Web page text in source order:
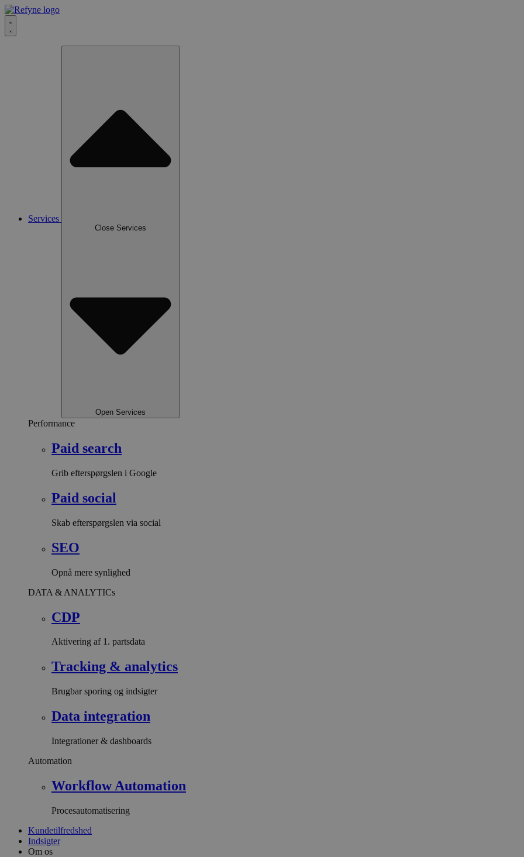
Services
Close Services
Open Services
Performance
Paid search
Grib efterspørgslen i Google
Paid social
Skab efterspørgslen via social
SEO
Opnå mere synlighed
DATA & ANALYTICs
CDP
Aktivering af 1. partsdata
Tracking & analytics
Brugbar sporing og indsigter
Data integration
Integrationer & dashboards
Automation
Workflow Automation
Procesautomatisering
Kundetilfredshed
Indsigter
Om os